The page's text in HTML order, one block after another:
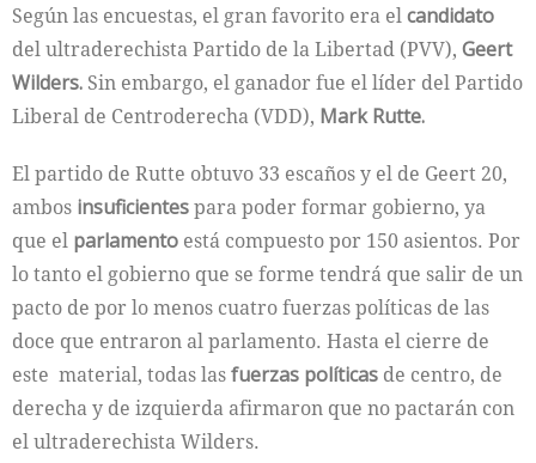
Según las encuestas, el gran favorito era elcandidato
del ultraderechista Partido de la Libertad (PVV), Geert
Wilders. Sin embargo, el ganador fue el líder del Partido
Liberal de Centroderecha (VDD), Mark Rutte.
El partido de Rutte obtuvo 33 escaños y el de Geert 20,
ambos insuficientespara poder formar gobierno, ya
que el parlamento está compuesto por 150 asientos. Por
lo tanto el gobierno que se forme tendrá que salir de un
pacto de por lo menos cuatro fuerzas políticas de las
doce que entraron al parlamento. Hasta el cierre de
este material, todas lasfuerzas políticas de centro, de
derecha y de izquierda afirmaron que no pactarán con
el ultraderechista Wilders.